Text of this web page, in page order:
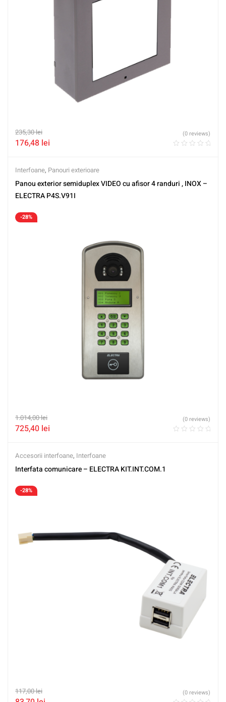
235,30lei
176,48 lei
(0 reviews)
Interfoane, Panouri exterioare
Panou exterior semiduplex VIDEO cu afisor 4 randuri , INOX –
ELECTRA P4S.V91I
-28%
1.014,00lei
725,40 lei
(0 reviews)
Accesorii interfoane, Interfoane
Interfata comunicare – ELECTRA KIT.INT.COM.1
-28%
117,00lei (0 reviews)